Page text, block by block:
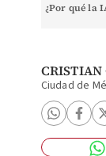
¿Por qué la
CRISTIAN
Ciudad de